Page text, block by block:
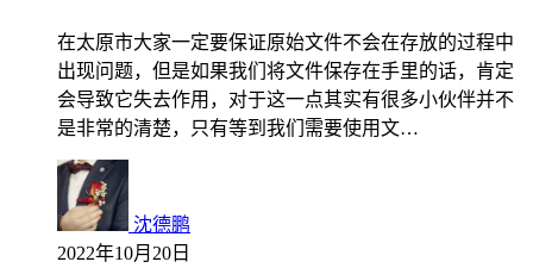
在太原市大家一定要保证原始文件不会在存放的过程中
出现问题，但是如果我们将文件保存在手里的话，肯定
会导致它失去作用，对于这一点其实有很多小伙伴并不
是非常的清楚，只有等到我们需要使用文…
沈德鹏
2022年10月20日